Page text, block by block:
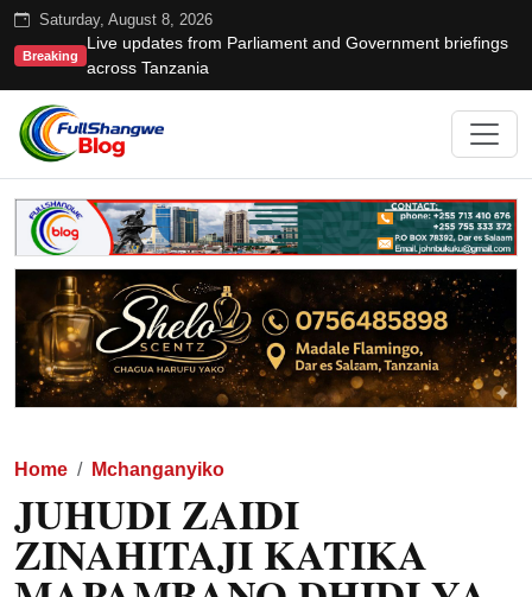
Saturday, August 8, 2026
Breaking
Live updates from Parliament and Government briefings
across Tanzania
Home Mchanganyiko
JUHUDI ZAIDI
ZINAHITAJI KATIKA